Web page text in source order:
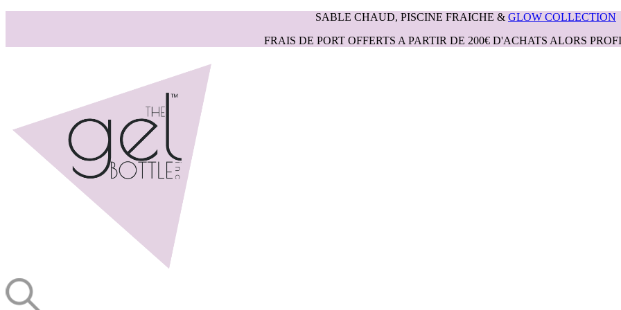
SABLE CHAUD, PISCINE FRAICHE & GLOW COLLECTION
FRAIS DE PORT OFFERTS A PARTIR DE 200€ D'ACHATS ALORS